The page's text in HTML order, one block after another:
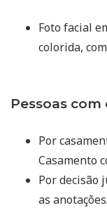
Foto facial
colorida,
Pessoas
Por
Casamento
Por decisão
as